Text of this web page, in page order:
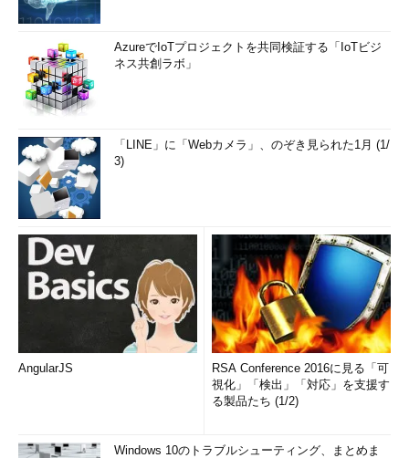
AzureでIoTプロジェクトを共同検証する「IoTビジ
ネス共創ラボ」
「LINE」に「Webカメラ」、のぞき見られた1月 (1/
3)
AngularJS
RSA Conference 2016に見る「可
視化」「検出」「対応」を支援す
る製品たち (1/2)
Windows 10のトラブルシューティング、まとめま